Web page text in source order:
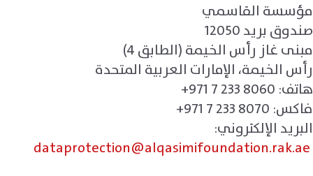
مؤسسة القاسمي
صندوق بريد 12050
مبنى غاز رأس الخيمة (الطابق 4)
رأس الخيمة، الإمارات العربية المتحدة
هاتف: +971 7 233 8060
فاكس: +971 7 233 8070
البريد الإلكتروني:
dataprotection@alqasimifoundation.rak.ae